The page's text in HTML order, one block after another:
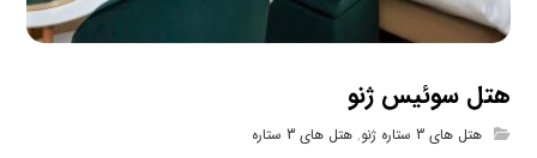
هتل سوئیس ژنو
هتل های 3 ستاره ژنو ,هتل های 3 ستاره